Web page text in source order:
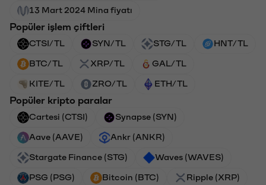
13 Mart 2024 Mina fiyatı
Popüler işlem çiftleri
CTSI/TL SYN/TL STG/TL HNT/TL
BTC/TL XRP/TL GAL/TL
KITE/TL ZRO/TL ETH/TL
Popüler kripto paralar
Cartesi (CTSI) Synapse (SYN)
Aave (AAVE) Ankr (ANKR)
Stargate Finance (STG) Waves (WAVES)
PSG (PSG) Bitcoin (BTC) Ripple (XRP)